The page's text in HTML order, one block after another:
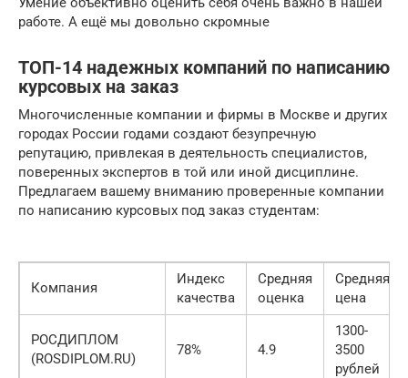
работе. А ещё мы довольно скромные
ТОП-14 надежных компаний по написанию
курсовых на заказ
Многочисленные компании и фирмы в Москве и других
городах России годами создают безупречную
репутацию, привлекая в деятельность специалистов,
поверенных экспертов в той или иной дисциплине.
Предлагаем вашему вниманию проверенные компании
по написанию курсовых под заказ студентам:
Компания
Индекс
качества
Средняя
оценка
Средняя
цена
РОСДИПЛОМ
(ROSDIPLOM.RU)
78% 4.9
1300-
3500
рублей